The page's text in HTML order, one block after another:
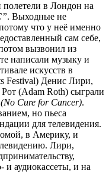
полетели в Лондон на
. Выходные не
что у неё именно
сам себе,
вызвонил из
написали музыку и
искусств в
Festival) Денис Лири,
(Adam Roth) сыграли
Cure for Cancer).
но пьеса
для телевидения.
в Америку, и
Лири,
и аудиокассеты, и на